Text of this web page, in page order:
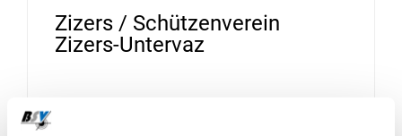
Zizers / Schützenverein
Zizers-Untervaz